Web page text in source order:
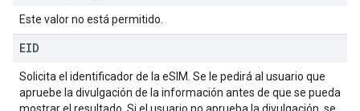
Este valor no está permitido.
EID
Solicita el identificador de la eSIM. Se le pedirá al usuario que
apruebe la divulgación de la información antes de que se pueda